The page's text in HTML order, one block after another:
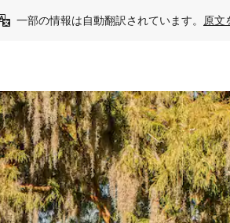
一部の情報は自動翻訳されています。 原文